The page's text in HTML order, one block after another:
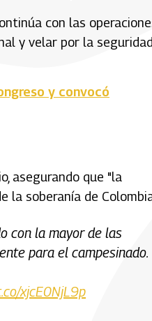
con las
y velar por la
y convocó
asegurando que "la
la soberanía de
con la mayor de las
para el campesinado.
xjcE0NjL9p